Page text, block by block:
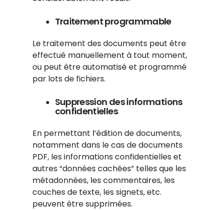
Traitement programmable
Le traitement des documents peut être
effectué manuellement à tout moment,
ou peut être automatisé et programmé
par lots de fichiers.
Suppression des informations
confidentielles
En permettant l’édition de documents,
notamment dans le cas de documents
PDF, les informations confidentielles et
autres “données cachées” telles que les
métadonnées, les commentaires, les
couches de texte, les signets, etc.
peuvent être supprimées.